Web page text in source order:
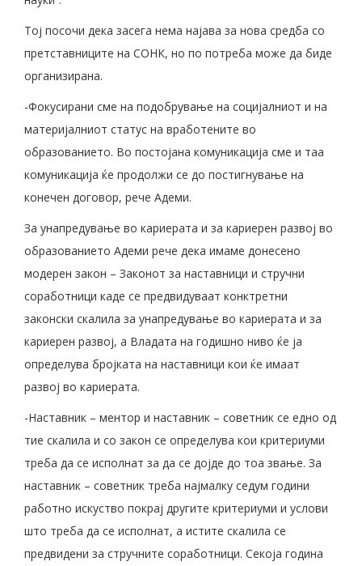
Тој посочи дека засега нема најава за нова средба со
претставниците на СОНК, но по потреба може да биде
организирана.
-Фокусирани сме на подобрување на социјалниот и на
материјалниот статус на вработените во
образованието. Во постојана комуникација сме и таа
комуникација ќе продолжи се до постигнување на
конечен договор, рече Адеми.
За унапредување во кариерата и за кариерен развој во
образованието Адеми рече дека имаме донесено
модерен закон – Законот за наставници и стручни
соработници каде се предвидуваат конктретни
законски скалила за унапредување во кариерата и за
кариерен развој, а Владата на годишно ниво ќе ја
определува бројката на наставници кои ќе имаат
развој во кариерата.
-Наставник – ментор и наставник – советник се едно од
тие скалила и со закон се определува кои критериуми
треба да се исполнат за да се дојде до тоа звање. За
наставник – советник треба најмалку седум години
работно искуство покрај другите критериуми и услови
што треба да се исполнат, а истите скалила се
предвидени за стручните соработници. Секоја година